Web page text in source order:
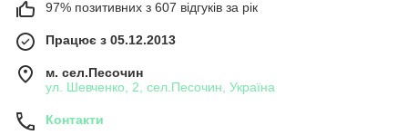
97% позитивних з 607 відгуків за рік
Працює з 05.12.2013
м. сел.Песочин
ул. Шевченко, 2, сел.Песочин, Україна
Контакти